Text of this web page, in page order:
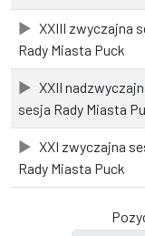
XXIII zwyczajna
Rady Miasta Puck
XXII
sesja Rady Miasta
XXI zwyczajna
Rady Miasta Puck